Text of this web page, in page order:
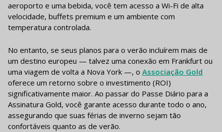
aeroporto e uma bebida, você tem acesso a Wi-Fi de alta
velocidade, buffets premium e um ambiente com
temperatura controlada.
No entanto, se seus planos para o verão incluírem mais de
um destino europeu — talvez uma conexão em Frankfurt ou
uma viagem de volta a Nova York —, o Associação Gold
oferece um retorno sobre o investimento (ROI)
significativamente maior. Ao passar do Passe Diário para a
Assinatura Gold, você garante acesso durante todo o ano,
assegurando que suas férias de inverno sejam tão
confortáveis quanto as de verão.